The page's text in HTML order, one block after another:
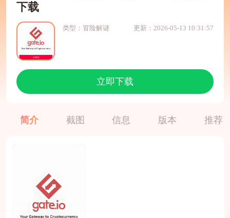
下载
类型：冒险解谜 更新：2026-05-13 10:31:57
立即下载
简介 截图 信息 版本 推荐